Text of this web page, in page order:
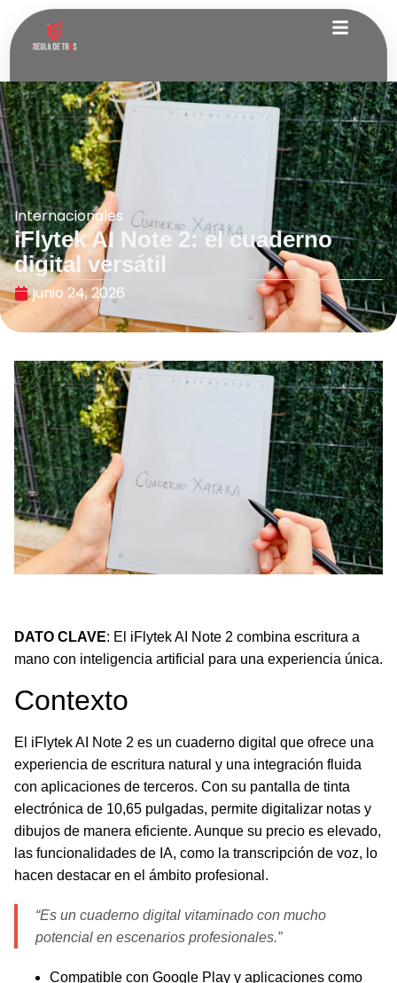
Internacionales
iFlytek AI Note 2: el cuaderno
digital versátil
junio 24, 2026
DATO CLAVE: El iFlytek AI Note 2 combina escritura a
mano con inteligencia artificial para una experiencia única.
Contexto
El iFlytek AI Note 2 es un cuaderno digital que ofrece una
experiencia de escritura natural y una integración fluida
con aplicaciones de terceros. Con su pantalla de tinta
electrónica de 10,65 pulgadas, permite digitalizar notas y
dibujos de manera eficiente. Aunque su precio es elevado,
las funcionalidades de IA, como la transcripción de voz, lo
hacen destacar en el ámbito profesional.
“Es un cuaderno digital vitaminado con mucho
potencial en escenarios profesionales.”
Compatible con Google Play y aplicaciones como